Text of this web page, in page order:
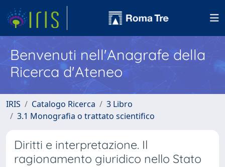
Benvenuti nell'Anagrafe della
Ricerca d'Ateneo
IRIS Catalogo Ricerca
3 Libro
3.1 Monografia o trattato scientifico
Diritti e interpretazione. Il
ragionamento giuridico nello Stato